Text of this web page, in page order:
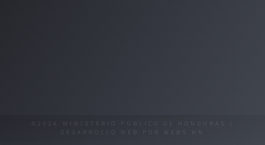
©2026 MINISTERIO PÚBLICO DE HONDURAS |
DESARROLLO WEB POR
WEBS.HN